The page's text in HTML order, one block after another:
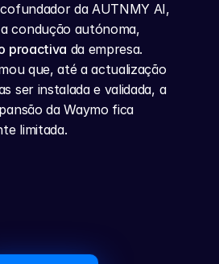
da AUTNMY AI,
condução autónoma,
proactiva da empresa.
que, até a actualização
ser instalada e validada, a
da Waymo fica
limitada.